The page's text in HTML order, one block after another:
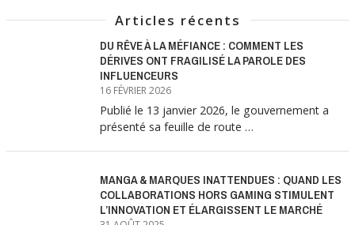
Articles récents
DU RÊVE À LA MÉFIANCE : COMMENT LES
DÉRIVES ONT FRAGILISÉ LA PAROLE DES
INFLUENCEURS
16 FÉVRIER 2026
Publié le 13 janvier 2026, le gouvernement a
présenté sa feuille de route …
MANGA & MARQUES INATTENDUES : QUAND LES
COLLABORATIONS HORS GAMING STIMULENT
L’INNOVATION ET ÉLARGISSENT LE MARCHÉ